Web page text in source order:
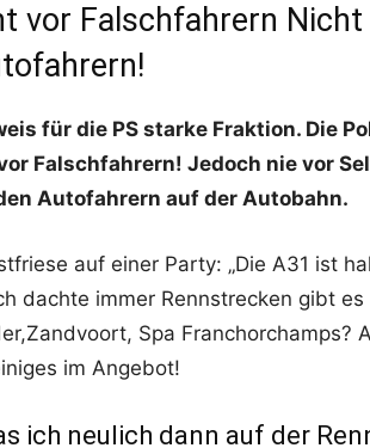
vor Falschfahrern Nicht
für die PS starke Fraktion. Die
Falschfahrern! Jedoch nie vor
Autofahrern auf der Autobahn.
auf einer Party: „Die A31 ist
dachte immer Rennstrecken gibt es
Spa Franchorchamps?
im Angebot!
ich neulich dann auf der